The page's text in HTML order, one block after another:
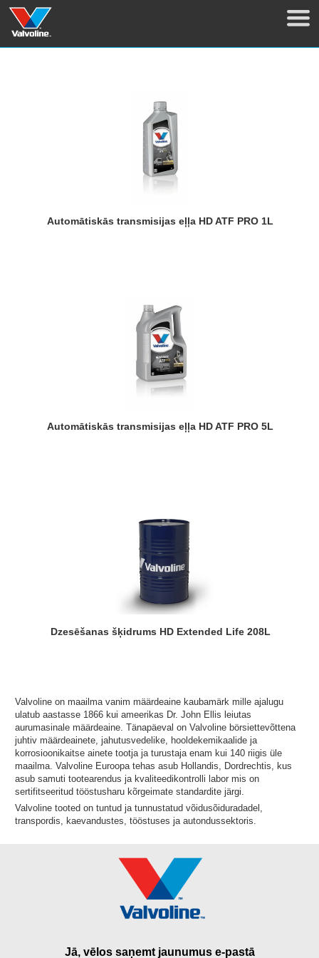
Automātiskās transmisijas eļļa HD ATF PRO 1L
Automātiskās transmisijas eļļa HD ATF PRO 5L
Dzesēšanas šķidrums HD Extended Life 208L
Valvoline on maailma vanim määrdeaine kaubamärk mille ajalugu
ulatub aastasse 1866 kui ameerikas Dr. John Ellis leiutas
aurumasinale määrdeaine. Tänapäeval on Valvoline börsiettevõttena
juhtiv määrdeainete, jahutusvedelike, hooldekemikaalide ja
korrosioonikaitse ainete tootja ja turustaja enam kui 140 riigis üle
maailma. Valvoline Euroopa tehas asub Hollandis, Dordrechtis, kus
asub samuti tootearendus ja kvaliteedikontrolli labor mis on
sertifitseeritud tööstusharu kõrgeimate standardite järgi.
Valvoline tooted on tuntud ja tunnustatud võidusõiduradadel,
transpordis, kaevandustes, tööstuses ja autondussektoris.
Jā, vēlos saņemt jaunumus e-pastā